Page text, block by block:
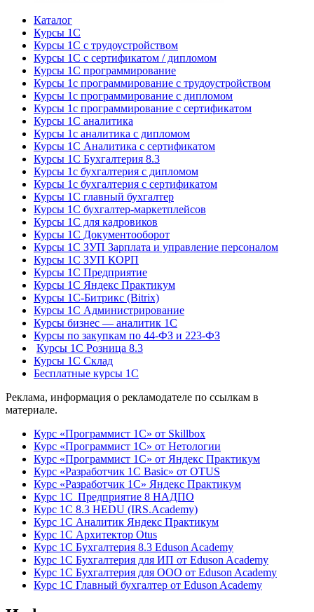
Каталог
Курсы 1С
Курсы 1С с трудоустройством
Курсы 1С с сертификатом / дипломом
Курсы 1С программирование
Курсы 1с программирование с трудоустройством
Курсы 1с программирование с дипломом
Курсы 1с программирование с сертификатом
Курсы 1С аналитика
Курсы 1с аналитика с дипломом
Курсы 1С Аналитика с сертификатом
Курсы 1С Бухгалтерия 8.3
Курсы 1с бухгалтерия с дипломом
Курсы 1с бухгалтерия с сертификатом
Курсы 1С главный бухгалтер
Курсы 1С бухгалтер-маркетплейсов
Курсы 1С для кадровиков
Курсы 1С Документооборот
Курсы 1С ЗУП Зарплата и управление персоналом
Курсы 1С ЗУП КОРП
Курсы 1С Предприятие
Курсы 1С Яндекс Практикум
Курсы 1С-Битрикс (Bitrix)
Курсы 1С Администрирование
Курсы бизнес — аналитик 1С
Курсы по закупкам по 44‑ФЗ и 223‑ФЗ
Курсы 1С Розница 8.3
Курсы 1С Склад
Бесплатные курсы 1С
Реклама, информация о рекламодателе по ссылкам в
материале.
Курс «Программист 1С» от Skillbox
Курс «Программист 1С» от Нетологии
Курс «Программист 1С» от Яндекс Практикум
Курс «Разработчик 1С Basic» от OTUS
Курс «Разработчик 1С» Яндекс Практикум
Курс 1С Предприятие 8 НАДПО
Курс 1С 8.3 HEDU (IRS.Academy)
Курс 1С Аналитик Яндекс Практикум
Курс 1С Архитектор Otus
Курс 1С Бухгалтерия 8.3 Eduson Academy
Курс 1С Бухгалтерия для ИП от Eduson Academy
Курс 1С Бухгалтерия для ООО от Eduson Academy
Курс 1С Главный бухгалтер от Eduson Academy